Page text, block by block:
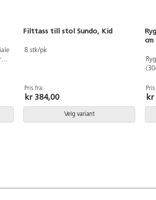
Filttass till stol Sundo, Kid
8 stk/pk
Pris fra:
kr 384,00
Velg variant
cm
kr